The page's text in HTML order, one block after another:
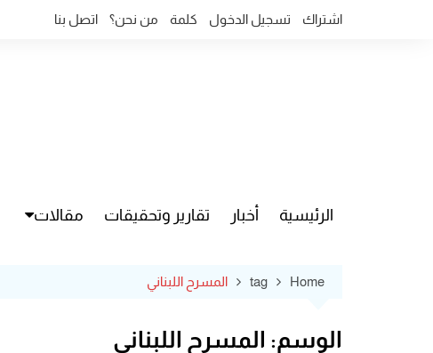
اشتراك تسجيل الدخول كلمة من نحن؟ اتصل بنا
الرئيسية أخبار تقارير وتحقيقات مقالات
Home
tag المسرح اللبناني
الوسم: المسرح اللبناني